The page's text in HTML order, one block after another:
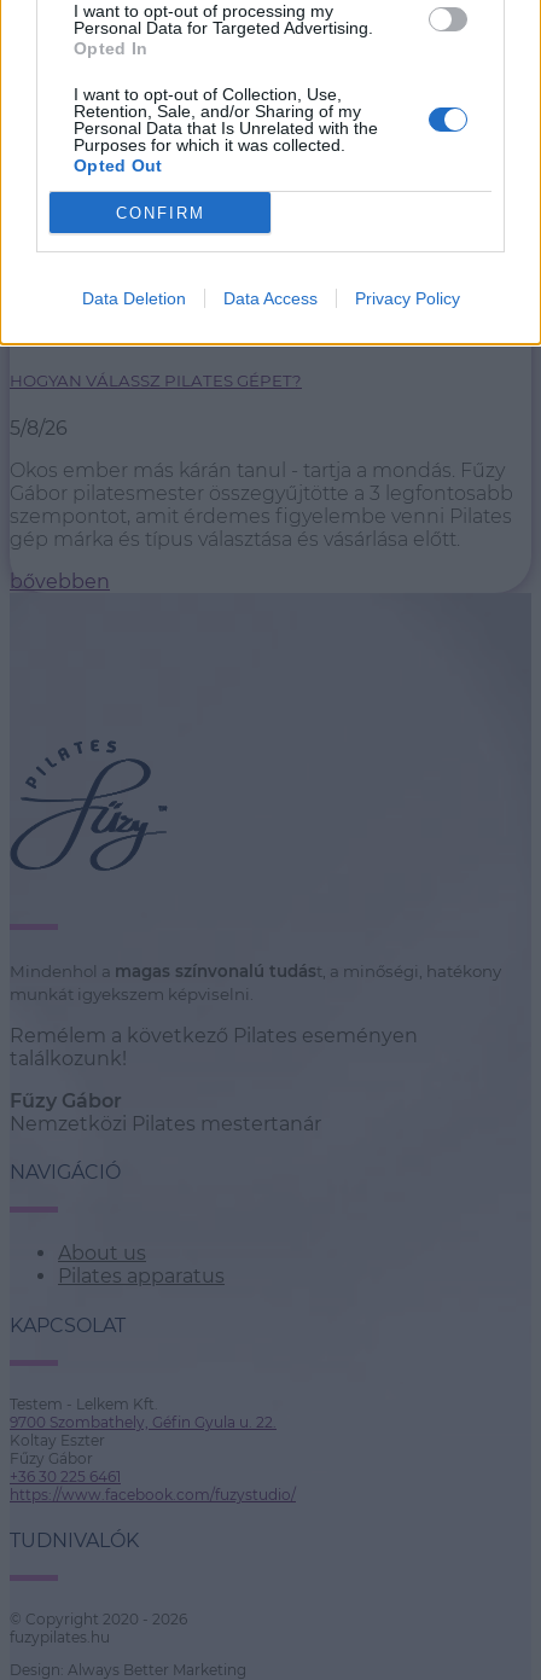
I want to opt-out of processing my
Personal Data for Targeted Advertising.
Opted In
I want to opt-out of Collection, Use,
Retention, Sale, and/or Sharing of my
Personal Data that Is Unrelated with the
Purposes for which it was collected.
Opted Out
CONFIRM
Data Deletion Data Access Privacy Policy
HOGYAN VÁLASSZ PILATES GÉPET?
5/8/26
Okos ember más kárán tanul - tartja a mondás. Fűzy
Gábor pilatesmester összegyűjtötte a 3 legfontosabb
szempontot, amit érdemes figyelembe venni Pilates
gép márka és típus választása és vásárlása előtt.
bővebben
Mindenhol a magas színvonalú tudást, a minőségi, hatékony
munkát igyekszem képviselni.
Remélem a következő Pilates eseményen
találkozunk!
Fűzy Gábor
Nemzetközi Pilates mestertanár
NAVIGÁCIÓ
About us
Pilates apparatus
KAPCSOLAT
Testem - Lelkem Kft.
9700 Szombathely, Géfin Gyula u. 22.
Koltay Eszter
Fűzy Gábor
+36 30 225 6461
https://www.facebook.com/fuzystudio/
TUDNIVALÓK
© Copyright 2020 - 2026
fuzypilates.hu
Design: Always Better Marketing